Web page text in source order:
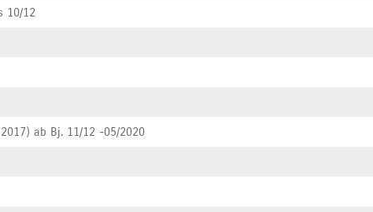
10/12
ab Bj. 11/12 -05/2020